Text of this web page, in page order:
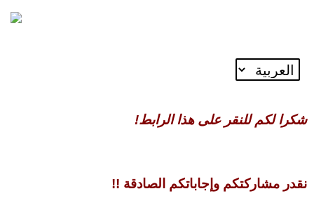
شكرا لكم للنقر على هذا الرابط!
نقدر مشاركتكم وإجاباتكم الصادقة !!